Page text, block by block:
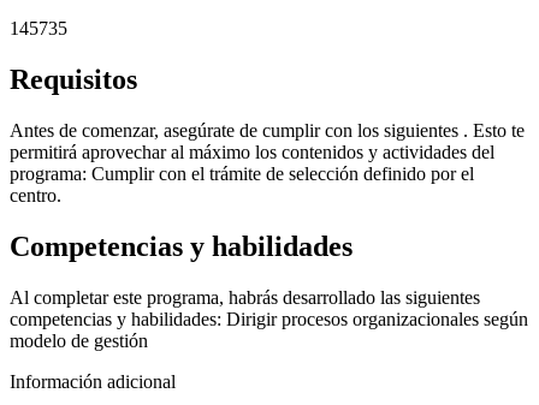
145735
Requisitos
Antes de comenzar, asegúrate de cumplir con los siguientes . Esto te
permitirá aprovechar al máximo los contenidos y actividades del
programa: Cumplir con el trámite de selección definido por el
centro.
Competencias y habilidades
Al completar este programa, habrás desarrollado las siguientes
competencias y habilidades: Dirigir procesos organizacionales según
modelo de gestión
Información adicional